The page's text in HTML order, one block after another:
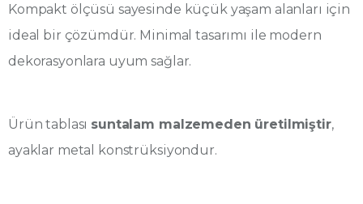
Kompakt ölçüsü sayesinde küçük yaşam alanları için
ideal bir çözümdür. Minimal tasarımı ile modern
dekorasyonlara uyum sağlar.
Ürün tablası suntalam malzemeden üretilmiştir,
ayaklar metal konstrüksiyondur.